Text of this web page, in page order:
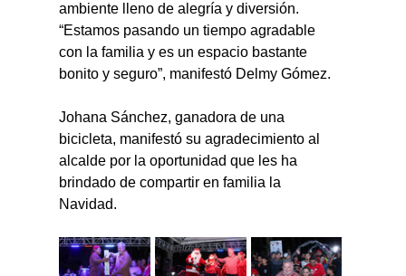
ambiente lleno de alegría y diversión.
“Estamos pasando un tiempo agradable
con la familia y es un espacio bastante
bonito y seguro”, manifestó Delmy Gómez.
Johana Sánchez, ganadora de una
bicicleta, manifestó su agradecimiento al
alcalde por la oportunidad que les ha
brindado de compartir en familia la
Navidad.